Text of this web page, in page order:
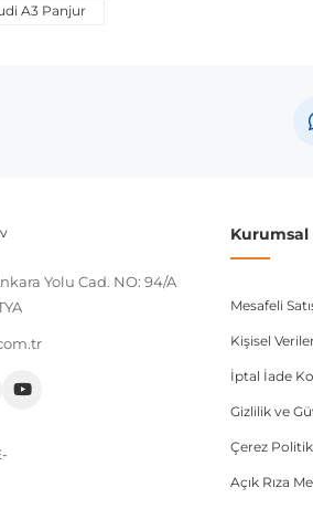
A3 Panjur
Yolu Cad. NO: 94/A
Mesafeli
Kişisel
İptal İade
Gizlilik ve
Çerez
Açık Rıza